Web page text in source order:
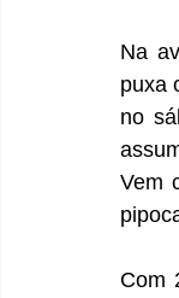
Na
puxa
no
Vem
Com